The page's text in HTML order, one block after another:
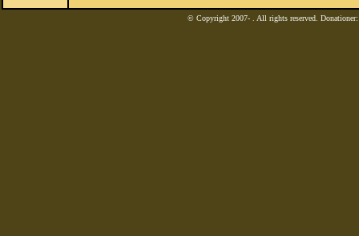
© Copyright 2007- . All rights reserved.